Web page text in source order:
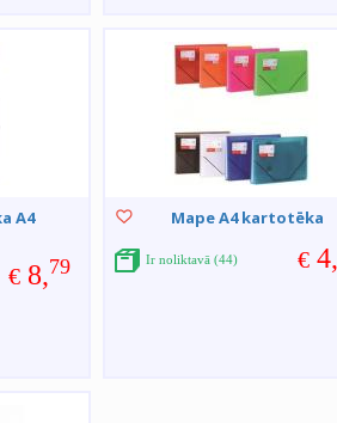
A4
€ 8,79
Mape A4 kartotēka
€ 4,
Ir noliktavā (44)